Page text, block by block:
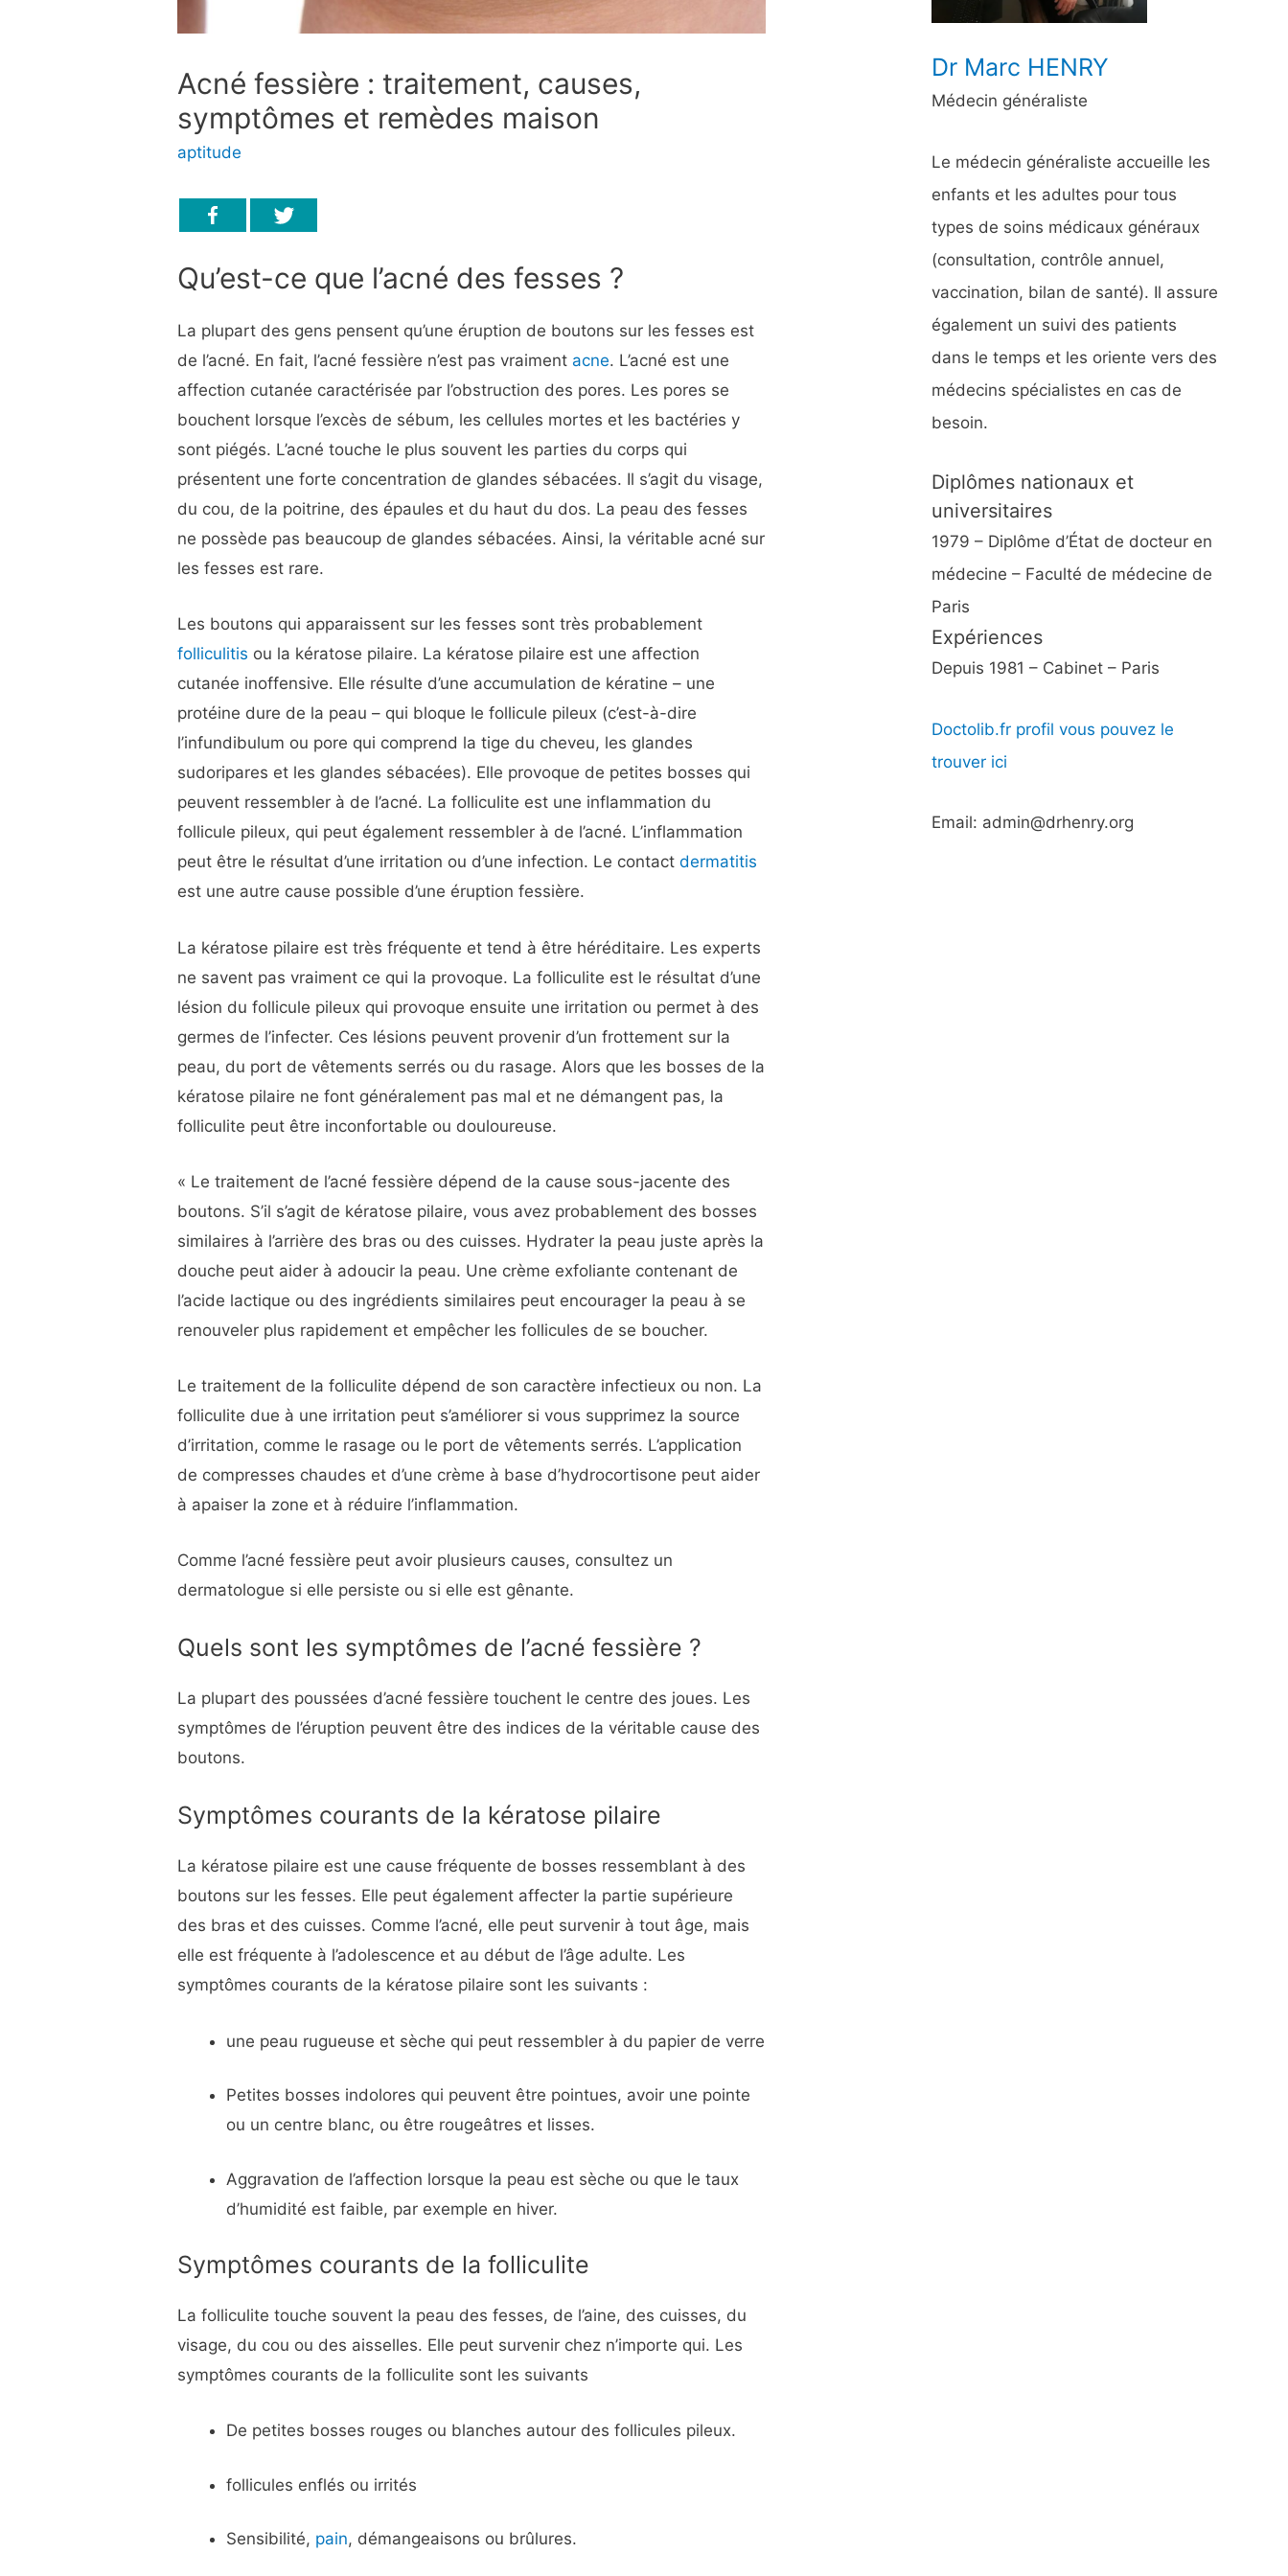
Acné fessière : traitement, causes,
symptômes et remèdes maison
aptitude
Qu’est-ce que l’acné des fesses ?
La plupart des gens pensent qu’une éruption de boutons sur les fesses est
de l’acné. En fait, l’acné fessière n’est pas vraiment acne. L’acné est une
affection cutanée caractérisée par l’obstruction des pores. Les pores se
bouchent lorsque l’excès de sébum, les cellules mortes et les bactéries y
sont piégés. L’acné touche le plus souvent les parties du corps qui
présentent une forte concentration de glandes sébacées. Il s’agit du visage,
du cou, de la poitrine, des épaules et du haut du dos. La peau des fesses
ne possède pas beaucoup de glandes sébacées. Ainsi, la véritable acné sur
les fesses est rare.
Les boutons qui apparaissent sur les fesses sont très probablement
folliculitis ou la kératose pilaire. La kératose pilaire est une affection
cutanée inoffensive. Elle résulte d’une accumulation de kératine – une
protéine dure de la peau – qui bloque le follicule pileux (c’est-à-dire
l’infundibulum ou pore qui comprend la tige du cheveu, les glandes
sudoripares et les glandes sébacées). Elle provoque de petites bosses qui
peuvent ressembler à de l’acné. La folliculite est une inflammation du
follicule pileux, qui peut également ressembler à de l’acné. L’inflammation
peut être le résultat d’une irritation ou d’une infection. Le contactdermatitis
est une autre cause possible d’une éruption fessière.
La kératose pilaire est très fréquente et tend à être héréditaire. Les experts
ne savent pas vraiment ce qui la provoque. La folliculite est le résultat d’une
lésion du follicule pileux qui provoque ensuite une irritation ou permet à des
germes de l’infecter. Ces lésions peuvent provenir d’un frottement sur la
peau, du port de vêtements serrés ou du rasage. Alors que les bosses de la
kératose pilaire ne font généralement pas mal et ne démangent pas, la
folliculite peut être inconfortable ou douloureuse.
« Le traitement de l’acné fessière dépend de la cause sous-jacente des
boutons. S’il s’agit de kératose pilaire, vous avez probablement des bosses
similaires à l’arrière des bras ou des cuisses. Hydrater la peau juste après la
douche peut aider à adoucir la peau. Une crème exfoliante contenant de
l’acide lactique ou des ingrédients similaires peut encourager la peau à se
renouveler plus rapidement et empêcher les follicules de se boucher.
Le traitement de la folliculite dépend de son caractère infectieux ou non. La
folliculite due à une irritation peut s’améliorer si vous supprimez la source
d’irritation, comme le rasage ou le port de vêtements serrés. L’application
de compresses chaudes et d’une crème à base d’hydrocortisone peut aider
à apaiser la zone et à réduire l’inflammation.
Comme l’acné fessière peut avoir plusieurs causes, consultez un
dermatologue si elle persiste ou si elle est gênante.
Quels sont les symptômes de l’acné fessière ?
La plupart des poussées d’acné fessière touchent le centre des joues. Les
symptômes de l’éruption peuvent être des indices de la véritable cause des
boutons.
Symptômes courants de la kératose pilaire
La kératose pilaire est une cause fréquente de bosses ressemblant à des
boutons sur les fesses. Elle peut également affecter la partie supérieure
des bras et des cuisses. Comme l’acné, elle peut survenir à tout âge, mais
elle est fréquente à l’adolescence et au début de l’âge adulte. Les
symptômes courants de la kératose pilaire sont les suivants :
une peau rugueuse et sèche qui peut ressembler à du papier de verre
Petites bosses indolores qui peuvent être pointues, avoir une pointe
ou un centre blanc, ou être rougeâtres et lisses.
Aggravation de l’affection lorsque la peau est sèche ou que le taux
d’humidité est faible, par exemple en hiver.
Symptômes courants de la folliculite
La folliculite touche souvent la peau des fesses, de l’aine, des cuisses, du
visage, du cou ou des aisselles. Elle peut survenir chez n’importe qui. Les
symptômes courants de la folliculite sont les suivants
De petites bosses rouges ou blanches autour des follicules pileux.
follicules enflés ou irrités
Sensibilité, pain, démangeaisons ou brûlures.
Dr Marc HENRY
Médecin généraliste
Le médecin généraliste accueille les
enfants et les adultes pour tous
types de soins médicaux généraux
(consultation, contrôle annuel,
vaccination, bilan de santé). Il assure
également un suivi des patients
dans le temps et les oriente vers des
médecins spécialistes en cas de
besoin.
Diplômes nationaux et
universitaires
1979 – Diplôme d’État de docteur en
médecine – Faculté de médecine de
Paris
Expériences
Depuis 1981 – Cabinet – Paris
Doctolib.fr profil vous pouvez le
trouver ici
Email: admin@drhenry.org